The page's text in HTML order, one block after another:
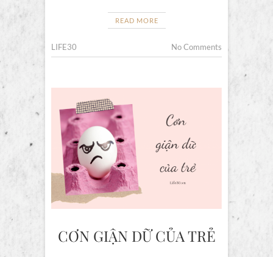
READ MORE
LIFE30 No Comments
CƠN GIẬN DỮ CỦA TRẺ